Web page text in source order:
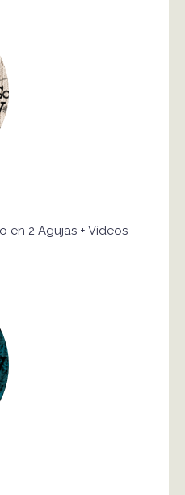
en 2 Agujas + Vídeos